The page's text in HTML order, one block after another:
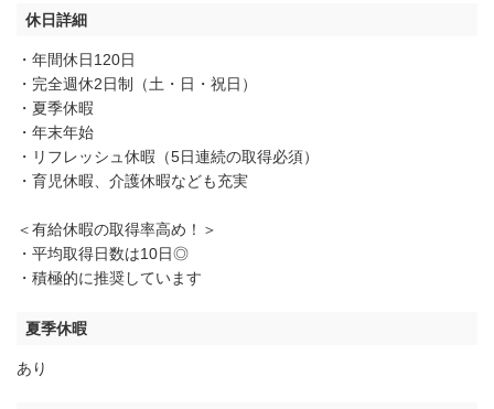
休日詳細
・年間休日120日
・完全週休2日制（土・日・祝日）
・夏季休暇
・年末年始
・リフレッシュ休暇（5日連続の取得必須）
・育児休暇、介護休暇なども充実
＜有給休暇の取得率高め！＞
・平均取得日数は10日◎
・積極的に推奨しています
夏季休暇
あり